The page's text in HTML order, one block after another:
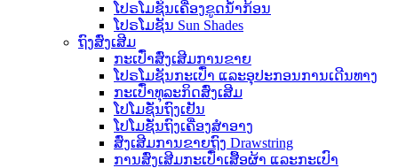
ໂປຣໂມຊັນເຄື່ອງຂູດນ້ຳກ້ອນ
ໂປຣໂມຊັນ Sun Shades
ຖົງສົ່ງເສີມ
ກະເປົ໋າສົ່ງເສີມການຂາຍ
ໂປຣໂມຊັນກະເປົ໋າ ແລະອຸປະກອນການເດີນທາງ
ກະເປົ໋າທຸລະກິດສົ່ງເສີມ
ໂປໂມຊັ່ນຖົງເຢັນ
ໂປໂມຊັ່ນຖົງເຄື່ອງສໍາອາງ
ສົ່ງເສີມການຂາຍຖົງ Drawstring
ການສົ່ງເສີມກະເປົ໋າເສື້ອຜ້າ ແລະກະເປົາ